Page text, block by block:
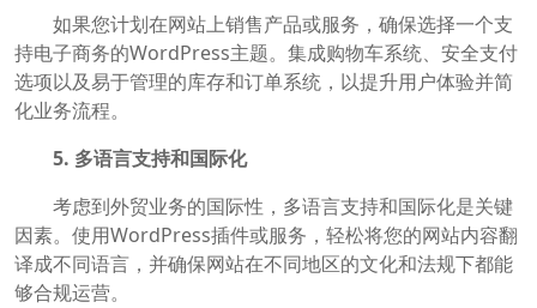
如果您计划在网站上销售产品或服务，确保选择一个支
持电子商务的WordPress主题。集成购物车系统、安全支付
选项以及易于管理的库存和订单系统，以提升用户体验并简
化业务流程。
5. 多语言支持和国际化
考虑到外贸业务的国际性，多语言支持和国际化是关键
因素。使用WordPress插件或服务，轻松将您的网站内容翻
译成不同语言，并确保网站在不同地区的文化和法规下都能
够合规运营。